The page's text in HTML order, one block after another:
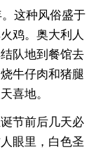
这种风俗盛于
鸡。奥大利人
队地到餐馆去
牛仔肉和猪腿
喜地。
节前后几天必
眼里，白色圣